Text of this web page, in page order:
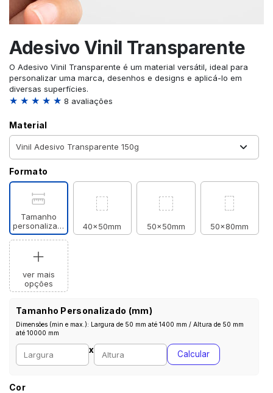
Adesivo Vinil Transparente
O Adesivo Vinil Transparente é um material versátil, ideal para
personalizar uma marca, desenhos e designs e aplicá-lo em
diversas superfícies.
★ ★ ★ ★ ★ 8 avaliações
Material
Formato
Tamanho
personalizado
40x50mm 50x50mm 50x80mm
ver mais
opções
Tamanho Personalizado (mm)
Dimensões (min e max.): Largura de 50 mm até 1400 mm / Altura de 50 mm
até 10000 mm
Largura personalizada (mm)
x
Altura personalizada (mm)
Calcular
Cor